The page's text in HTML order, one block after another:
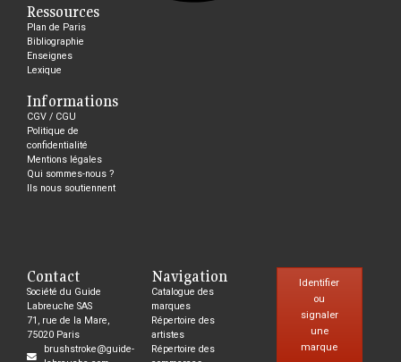
Ressources
Plan de Paris
Bibliographie
Enseignes
Lexique
Informations
CGV / CGU
Politique de
confidentialité
Mentions légales
Qui sommes-nous ?
Ils nous soutiennent
Contact
Société du Guide
Labreuche SAS
71, rue de la Mare,
75020 Paris
brushstroke@guide-
Navigation
Catalogue des
marques
Répertoire des
artistes
Répertoire des
Identifier
ou
signaler
une
marque